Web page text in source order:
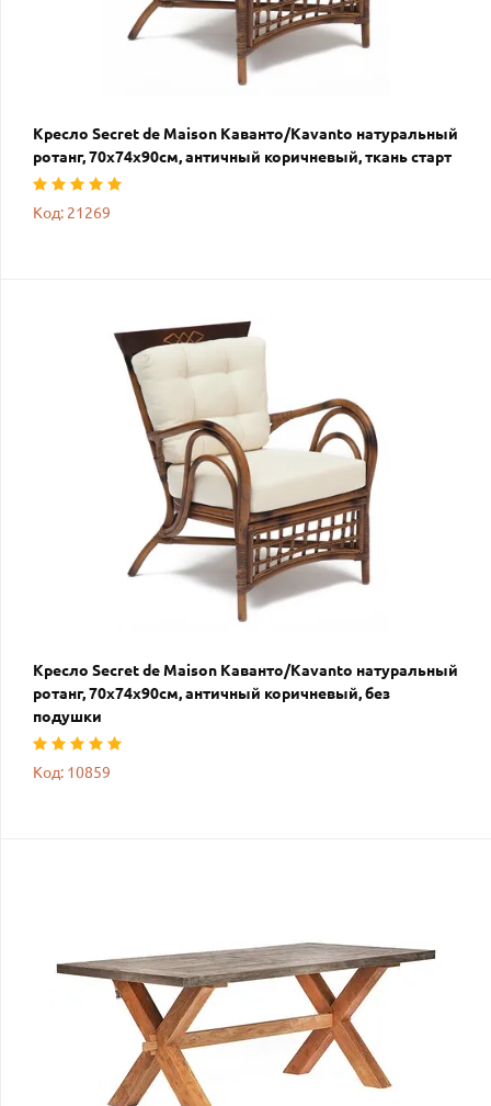
Кресло Secret de Maison Каванто/Kavanto натуральный
ротанг, 70х74х90см, античный коричневый, ткань старт
Код: 21269
Кресло Secret de Maison Каванто/Kavanto натуральный
ротанг, 70х74х90см, античный коричневый, без
подушки
Код: 10859